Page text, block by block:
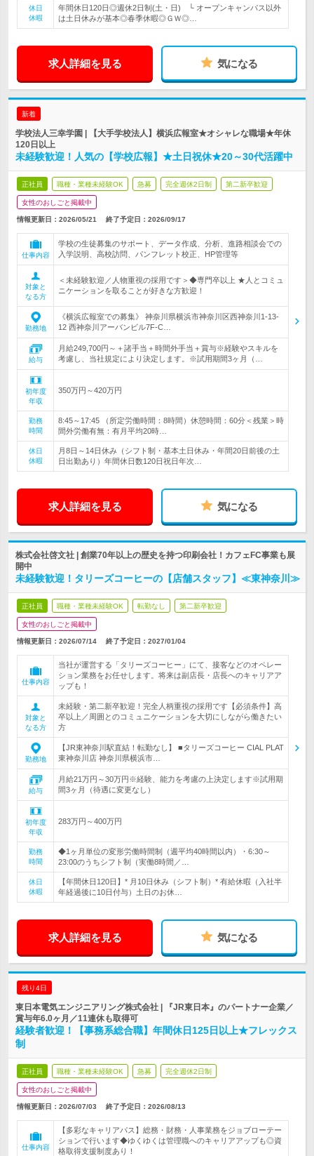
休日
休暇
年間休日120日◎週休2日制(土・日) └ オープンキャンパス以外
は土日休みが基本◎春季休暇◎ＧＷ◎…
求人詳細を見る 気になる
新着
学校法人三幸学園 | 【大手学校法人】横浜広報室★オシャレな職場★年休
120日以上
未経験歓迎！人気の【学校広報】★土日祝休★20～30代活躍中
正社員 職種・業種未経験OK 急募 完全週休2日制 第二新卒歓迎
女性のおしごと掲載中
情報更新日：2026/05/21 終了予定日： 2026/09/17
仕事内容
学校の生徒募集のサポート、データ作成、分析、進路相談会での
入学説明、高校訪問、パンフレット校正、HP管理等
対象と
なる方
＜未経験歓迎／人物重視の採用です＞◆専門卒以上 ★人とコミュ
ニケーションを取ることが好きな方歓迎！
勤務地
《横浜広報室での募集》 神奈川県横浜市神奈川区西神奈川1-13-
12 西神奈川アーバンビル7F-C…
給与
月給249,700円～＋諸手当＋時間外手当＋賞与※経験やスキルを
考慮し、当社規定により決定します。※試用期間3ヶ月（…
初年度
年収
350万円～420万円
勤務
時間
8:45～17:45 （所定労働時間：8時間）休憩時間：60分＜残業＞時
間外労働有無：有月平均20時…
休日
休暇
月8日～14日休み（シフト制・基本土日休み・年間20日前後の土
日出勤あり）年間休日数120日祝日年次…
求人詳細を見る 気になる
株式会社啓文社 | 創業70年以上の歴史を持つ印刷会社！カフェFC事業も展
開中
未経験歓迎！タリーズコーヒーの【店舗スタッフ】≪東神奈川≫
正社員 職種・業種未経験OK 転勤なし 第二新卒歓迎
女性のおしごと掲載中
情報更新日：2026/07/14 終了予定日： 2027/01/04
仕事内容
当社が運営する「タリーズコーヒー」にて、接客などのオペレー
ション業務をお任せします。将来は副店長・店長へのキャリアア
ップも！
対象と
なる方
未経験・第二新卒歓迎！完全人柄重視の採用です【必須条件】高
卒以上／周囲とのコミュニケーションを大切にしながら働きたい
方
勤務地
【JR東神奈川駅直結！転勤なし】 ■タリーズコーヒー CIAL PLAT
東神奈川店 神奈川県横浜市…
給与
月給21万円～30万円※経験、能力を考慮の上決定します※試用期
間3ヶ月（待遇に変更なし）
初年度
年収
283万円～400万円
勤務
時間
◆1ヶ月単位の変形労働時間制（週平均40時間以内）・6:30～
23:00のうちシフト制（実働8時間／…
休日
休暇
【年間休日120日】* 月10日休み（シフト制）* 有給休暇（入社半
年経過後に10日付与）土日のお休…
求人詳細を見る 気になる
残り4日
東日本電気エンジニアリング株式会社 | 『JR東日本』のパートナー企業／
賞与年6.0ヶ月／11連休も取得可
経験者歓迎！【事務系総合職】年間休日125日以上★フレックス
制
正社員 職種・業種未経験OK 急募 完全週休2日制
女性のおしごと掲載中
情報更新日：2026/07/03 終了予定日： 2026/08/13
仕事内容
【多彩なキャリアパス】総務・財務・人事業務をジョブローテー
ションで行います◆ゆくゆくは管理職へのキャリアアップも◎資
格取得支援制度あり！